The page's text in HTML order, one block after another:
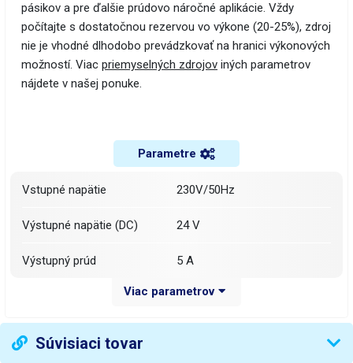
pásikov a pre ďalšie prúdovo náročné aplikácie. Vždy
počítajte s dostatočnou rezervou vo výkone (20-25%), zdroj
nie je vhodné dlhodobo prevádzkovať na hranici výkonových
možností. Viac priemyselných zdrojov iných parametrov
nájdete v našej ponuke.
Parametre
Vstupné napätie 230V/50Hz
Výstupné napätie (DC) 24 V
Výstupný prúd 5 A
120 W
Viac parametrov
Súvisiaci tovar